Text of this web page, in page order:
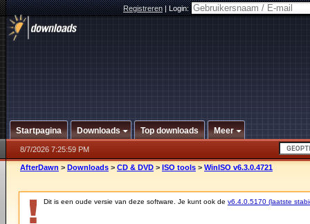
Registreren|Login:
Startpagina Downloads Top downloads Meer
8/7/2026 7:25:59 PM
AfterDawn > Downloads > CD & DVD > ISO tools > WinISO v6.3.0.4721
Dit is een oude versie van deze software. Je kunt ook de v6.4.0.5170 (laatste